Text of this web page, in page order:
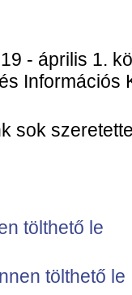
- április 1.
Információs
sok
tölthető le
tölthető le